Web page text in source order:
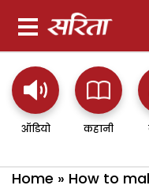
ऑडियो कहानी
Home » How to